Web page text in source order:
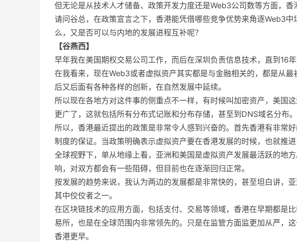
但无论是从技术人才储备、政策开发力度还是Web3公司数等方面，香
请问谷总，在政策宣言之下，香港能凭借哪些竞争优势来角逐Web3
么，又是否可以与内地的发展进程互补呢？
【谷燕西】
早年我在美国期权交易公司工作，而后在深圳负责信息技术，直到16年
在我看来，现在Web3或者虚拟资产其实都是与金融相关的，都是从
后又后面有各种各样的创新，在自然发展中延续。
所以现在各地方对这件事的侧重点不一样，有时候叫加密资产，美国
更广了，这就包括所有分布式记账和分布存储，甚至到DNS域名分布
所以，香港最近提出的政策是非常令人感到兴奋的。首先香港有非常
制度的保证。当政策明确表示虚拟资产要在香港发展的时候，也就推
全球视野下，单从地缘上看，亚洲和美国是虚拟资产发展最活跃的地
响，对双方都会有一些阻碍，但目前也在逐渐回归正常。
按发展的趋势来说，我认为两边的发展都是非常快的，甚至坦白讲，
其中佼佼者之一。
在区块链技术的应用方面，包括支付、交易等领域，香港在早期都是
易所，也是在全球范围内非常领先的。只是在监管方面监更加从严，
香港更早。